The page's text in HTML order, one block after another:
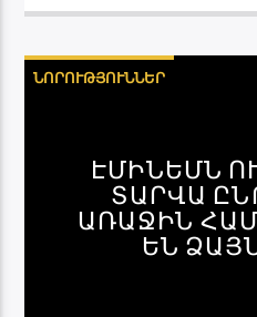
ՆՈՐՈՒԹՅՈՒՆՆԵՐ
ԷՄԻՆԵՄՆ
ՏԱՐՎԱ
ԱՌԱՋԻՆ
ԵՆ